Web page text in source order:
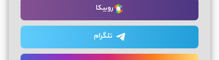
روبیکا
تلگرام